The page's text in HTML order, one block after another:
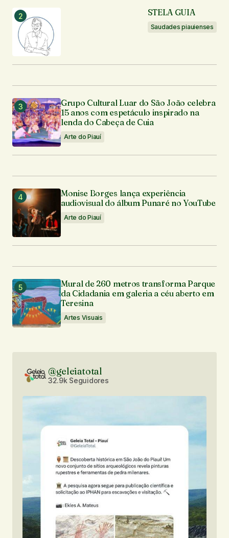
STELA GUIA
Saudades piauienses
Grupo Cultural Luar do São João celebra
15 anos com espetáculo inspirado na
lenda do Cabeça de Cuia
Arte do Piauí
Monise Borges lança experiência
audiovisual do álbum Punaré no YouTube
Arte do Piauí
Mural de 260 metros transforma Parque
da Cidadania em galeria a céu aberto em
Teresina
Artes Visuais
@geleiatotal
32.9k Seguidores